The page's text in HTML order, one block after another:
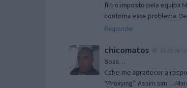
filtro imposto pela equipa
contorna este problema.
Responder
chicomatos
Boas…
Cabe-me agradecer a
“Proxying”. Assim sim…